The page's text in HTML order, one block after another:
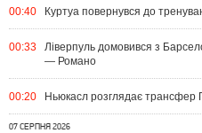
00:40 Куртуа повернувся до
00:33
Ліверпуль домовився з
— Романо
00:20 Ньюкасл розглядає трансфер
07 СЕРПНЯ 2026